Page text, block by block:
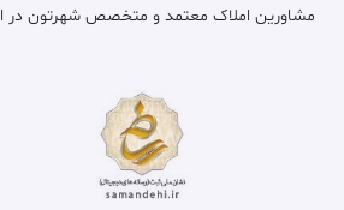
مشاورین املاک معتمد و متخصص شهرتون در